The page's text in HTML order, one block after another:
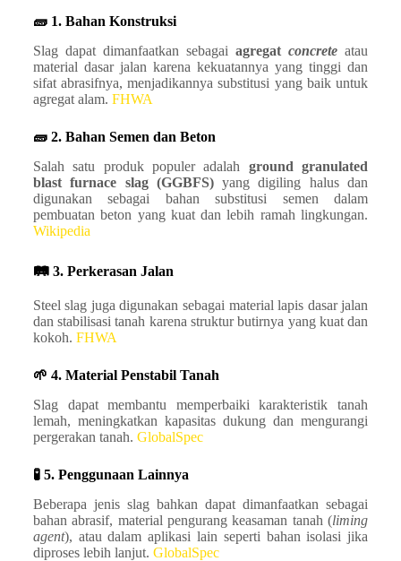
🧱 1. Bahan Konstruksi
Slag dapat dimanfaatkan sebagaiagregatconcrete atau
material dasar jalan karena kekuatannya yang tinggi dan
sifat abrasifnya, menjadikannya substitusi yang baik untuk
agregat alam. FHWA
🧱 2. Bahan Semen dan Beton
Salah satu produk populer adalah ground granulated
blast furnace slag (GGBFS)yang digiling halus dan
digunakan sebagai bahan substitusi semen dalam
pembuatan beton yang kuat dan lebih ramah lingkungan.
Wikipedia
🛤️ 3. Perkerasan Jalan
Steel slag juga digunakan sebagai material lapis dasar jalan
dan stabilisasi tanah karena struktur butirnya yang kuat dan
kokoh. FHWA
🌱 4. Material Penstabil Tanah
Slag dapat membantu memperbaiki karakteristik tanah
lemah, meningkatkan kapasitas dukung dan mengurangi
pergerakan tanah. GlobalSpec
🧪 5. Penggunaan Lainnya
Beberapa jenis slag bahkan dapat dimanfaatkan sebagai
bahan abrasif, material pengurang keasaman tanah (liming
agent), atau dalam aplikasi lain seperti bahan isolasi jika
diproses lebih lanjut. GlobalSpec